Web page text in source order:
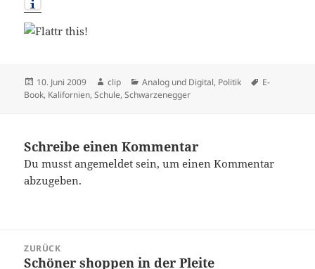
Veröffentlicht
am
10. Juni 2009 Autor
clip Kategorien
Analog und Digital, Politik Schlagwörter
E-
Book, Kalifornien,Schule,Schwarzenegger
Schreibe einen Kommentar
Du musstangemeldet sein, um einen Kommentar
abzugeben.
ZURÜCK
Vorheriger
Schöner shoppen in der Pleite